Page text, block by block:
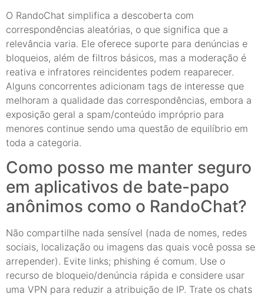
O RandoChat simplifica a descoberta com
correspondências aleatórias, o que significa que a
relevância varia. Ele oferece suporte para denúncias e
bloqueios, além de filtros básicos, mas a moderação é
reativa e infratores reincidentes podem reaparecer.
Alguns concorrentes adicionam tags de interesse que
melhoram a qualidade das correspondências, embora a
exposição geral a spam/conteúdo impróprio para
menores continue sendo uma questão de equilíbrio em
toda a categoria.
Como posso me manter seguro
em aplicativos de bate-papo
anônimos como o RandoChat?
Não compartilhe nada sensível (nada de nomes, redes
sociais, localização ou imagens das quais você possa se
arrepender). Evite links; phishing é comum. Use o
recurso de bloqueio/denúncia rápida e considere usar
uma VPN para reduzir a atribuição de IP. Trate os chats